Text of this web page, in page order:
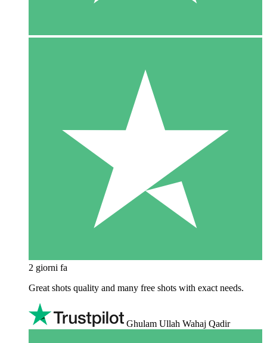
2 giorni fa
Great shots quality and many free shots with exact needs.
Ghulam Ullah Wahaj Qadir